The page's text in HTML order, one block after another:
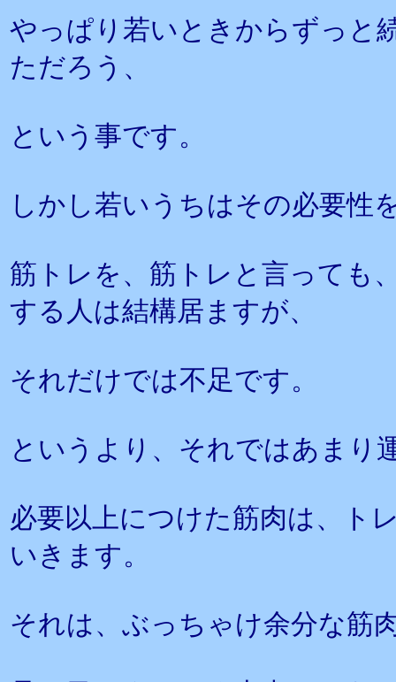
やっぱり若いときからずっと
ただろう、
という事です。
しかし若いうちはその必要性
筋トレを、筋トレと言っても
する人は結構居ますが、
それだけでは不足です。
というより、それではあまり
必要以上につけた筋肉は、ト
いきます。
それは、ぶっちゃけ余分な筋